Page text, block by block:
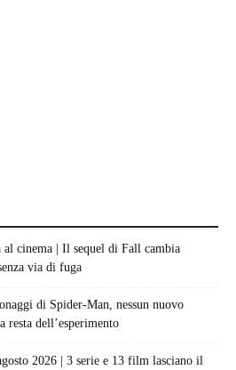
al cinema | Il sequel di Fall cambia
via di fuga
di Spider-Man, nessun nuovo
resta dell’esperimento
2026 | 3 serie e 13 film lasciano il